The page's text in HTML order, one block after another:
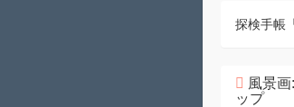
探検手帳
風景
ップ